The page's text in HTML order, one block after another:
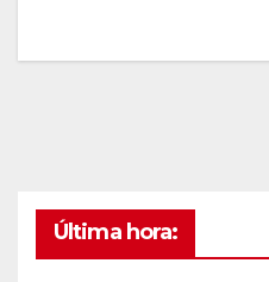
Última hora: